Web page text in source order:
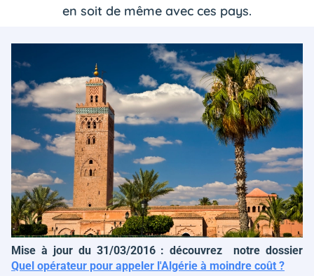
en soit de même avec ces pays.
Mise à jour du 31/03/2016 : découvrez notre dossier
Quel opérateur pour appeler l'Algérie à moindre coût ?